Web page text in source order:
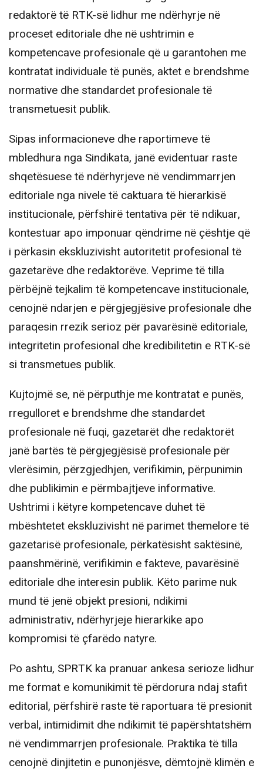
redaktorë të RTK-së lidhur me ndërhyrje në
proceset editoriale dhe në ushtrimin e
kompetencave profesionale që u garantohen me
kontratat individuale të punës, aktet e brendshme
normative dhe standardet profesionale të
transmetuesit publik.
Sipas informacioneve dhe raportimeve të
mbledhura nga Sindikata, janë evidentuar raste
shqetësuese të ndërhyrjeve në vendimmarrjen
editoriale nga nivele të caktuara të hierarkisë
institucionale, përfshirë tentativa për të ndikuar,
kontestuar apo imponuar qëndrime në çështje që
i përkasin ekskluzivisht autoritetit profesional të
gazetarëve dhe redaktorëve. Veprime të tilla
përbëjnë tejkalim të kompetencave institucionale,
cenojnë ndarjen e përgjegjësive profesionale dhe
paraqesin rrezik serioz për pavarësinë editoriale,
integritetin profesional dhe kredibilitetin e RTK-së
si transmetues publik.
Kujtojmë se, në përputhje me kontratat e punës,
rregulloret e brendshme dhe standardet
profesionale në fuqi, gazetarët dhe redaktorët
janë bartës të përgjegjësisë profesionale për
vlerësimin, përzgjedhjen, verifikimin, përpunimin
dhe publikimin e përmbajtjeve informative.
Ushtrimi i këtyre kompetencave duhet të
mbështetet ekskluzivisht në parimet themelore të
gazetarisë profesionale, përkatësisht saktësinë,
paanshmërinë, verifikimin e fakteve, pavarësinë
editoriale dhe interesin publik. Këto parime nuk
mund të jenë objekt presioni, ndikimi
administrativ, ndërhyrjeje hierarkike apo
kompromisi të çfarëdo natyre.
Po ashtu, SPRTK ka pranuar ankesa serioze lidhur
me format e komunikimit të përdorura ndaj stafit
editorial, përfshirë raste të raportuara të presionit
verbal, intimidimit dhe ndikimit të papërshtatshëm
në vendimmarrjen profesionale. Praktika të tilla
cenojnë dinjitetin e punonjësve, dëmtojnë klimën e